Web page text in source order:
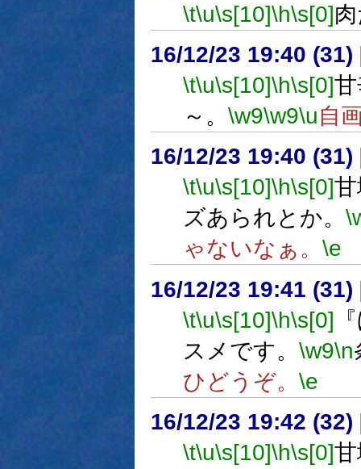
\t\u\s[10]\h\s[0]
16/12/23 19:40 (31)
\t\u\s[10]\h\s[0]
～。 \w9\w9\u自
16/12/23 19:40 (31)
\t\u\s[10]\h\s[0]
ズあられとか。
ゃないなぁ。 \e
16/12/23 19:41 (31)
\t\u\s[10]\h\s[0]
スメです。 \w9\n
ひどうぞ。 \e
16/12/23 19:42 (32)
\t\u\s[10]\h\s[0]